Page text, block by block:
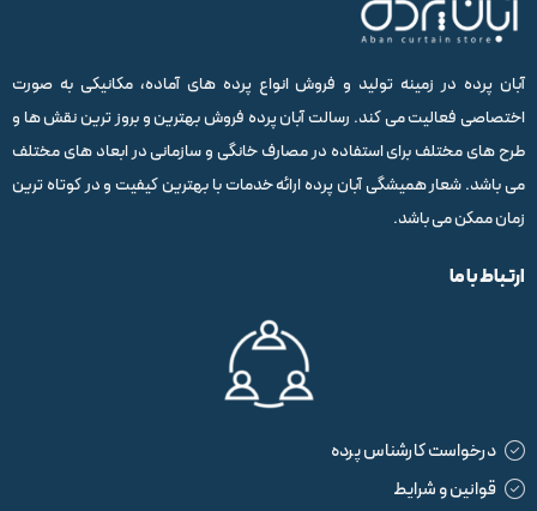
آبان پرده در زمینه تولید و فروش انواع پرده های آماده، مکانیکی به صورت
اختصاصی فعالیت می کند. رسالت آبان پرده فروش بهترین و بروز ترین نقش ها و
طرح های مختلف برای استفاده در مصارف خانگی و سازمانی در ابعاد های مختلف
می باشد. شعار همیشگی آبان پرده ارائه خدمات با بهترین کیفیت و در کوتاه ترین
زمان ممکن می باشد.
ارتباط با ما
درخواست کارشناس پرده
قوانین و شرایط